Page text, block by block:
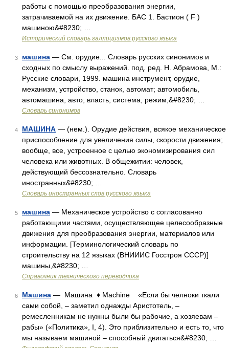
работы с помощью преобразования энергии,
затрачиваемой на их движение. БАС 1. Бастион ( F )
машиною&#8230; …
Исторический словарь галлицизмов русского языка
3 машина — См. орудие... Словарь русских синонимов и
сходных по смыслу выражений. под. ред. Н. Абрамова, М.:
Русские словари, 1999. машина инструмент, орудие,
механизм, устройство, станок, автомат; автомобиль,
автомашина, авто; власть, система, режим,&#8230; …
Словарь синонимов
4 МАШИНА — (нем.). Орудие действия, всякое механическое
приспособление для увеличения силы, скорости движения;
вообще, все, устроенное с целью экономизирования сил
человека или животных. В общежитии: человек,
действующий бессознательно. Словарь
иностранных&#8230; …
Словарь иностранных слов русского языка
5 машина — Механическое устройство с согласованно
работающими частями, осуществляющее целесообразные
движения для преобразования энергии, материалов или
информации. [Терминологический словарь по
строительству на 12 языках (ВНИИИС Госстроя СССР)]
машины,&#8230; …
Справочник технического переводчика
6 Машина — Машина ♦ Machine «Если бы челноки ткали
сами собой, – заметил однажды Аристотель, –
ремесленникам не нужны были бы рабочие, а хозяевам –
рабы» («Политика», I, 4). Это приблизительно и есть то, что
мы называем машиной – способный двигаться&#8230; …